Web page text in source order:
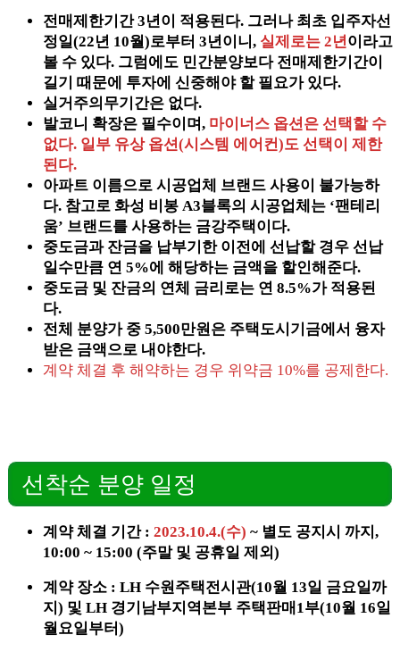
전매제한기간 3년이 적용된다. 그러나 최초 입주자선
정일(22년 10월)로부터 3년이니, 실제로는 2년이라고
볼 수 있다. 그럼에도 민간분양보다 전매제한기간이
길기 때문에 투자에 신중해야 할 필요가 있다.
실거주의무기간은 없다.
발코니 확장은 필수이며, 마이너스 옵션은 선택할 수
없다. 일부 유상 옵션(시스템 에어컨)도 선택이 제한
된다.
아파트 이름으로 시공업체 브랜드 사용이 불가능하
다. 참고로 화성 비봉 A3블록의 시공업체는 ‘팬테리
움’ 브랜드를 사용하는 금강주택이다.
중도금과 잔금을 납부기한 이전에 선납할 경우 선납
일수만큼 연 5%에 해당하는 금액을 할인해준다.
중도금 및 잔금의 연체 금리로는 연 8.5%가 적용된
다.
전체 분양가 중 5,500만원은 주택도시기금에서 융자
받은 금액으로 내야한다.
계약 체결 후 해약하는 경우 위약금 10%를 공제한다.
선착순 분양 일정
계약 체결 기간 : 2023.10.4.(수) ~ 별도 공지시 까지,
10:00 ~ 15:00 (주말 및 공휴일 제외)
계약 장소 : LH 수원주택전시관(10월 13일 금요일까
지) 및 LH 경기남부지역본부 주택판매1부(10월 16일
월요일부터)